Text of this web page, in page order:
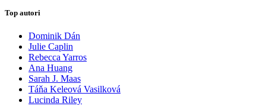
Top autori
Dominik Dán
Julie Caplin
Rebecca Yarros
Ana Huang
Sarah J. Maas
Táňa Keleová Vasilková
Lucinda Riley